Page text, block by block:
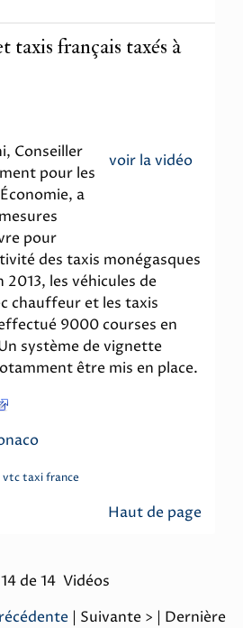
taxis français taxés à
voir la vidéo
Conseiller
pour les
a
pour
des taxis monégasques
2013, les véhicules de
chauffeur et les taxis
9000 courses en
système de vignette
être mis en place.
vtc taxi france
Haut de page
de 14 Vidéos
| Suivante > | Dernière